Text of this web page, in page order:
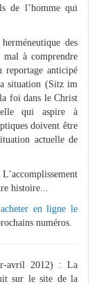
de l’homme qui
des
mal à comprendre
reportage anticipé
situation (Sitz im
foi dans le Christ
qui aspire à
doivent être
actuelle de
histoire...
acheter en ligne le
numéros.
avril 2012) : La
sur le site de la